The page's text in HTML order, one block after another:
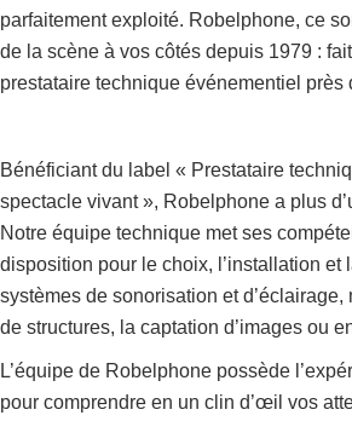
parfaitement exploité. Robelphone, ce
de la scène à vos côtés depuis 1979 :
prestataire technique événementiel près
Bénéficiant du label « Prestataire
spectacle vivant », Robelphone a plus
Notre équipe technique met ses
disposition pour le choix, l’installation et
systèmes de sonorisation et
de structures, la captation d’images ou
L’équipe de Robelphone possède
pour comprendre en un clin d’œil vos